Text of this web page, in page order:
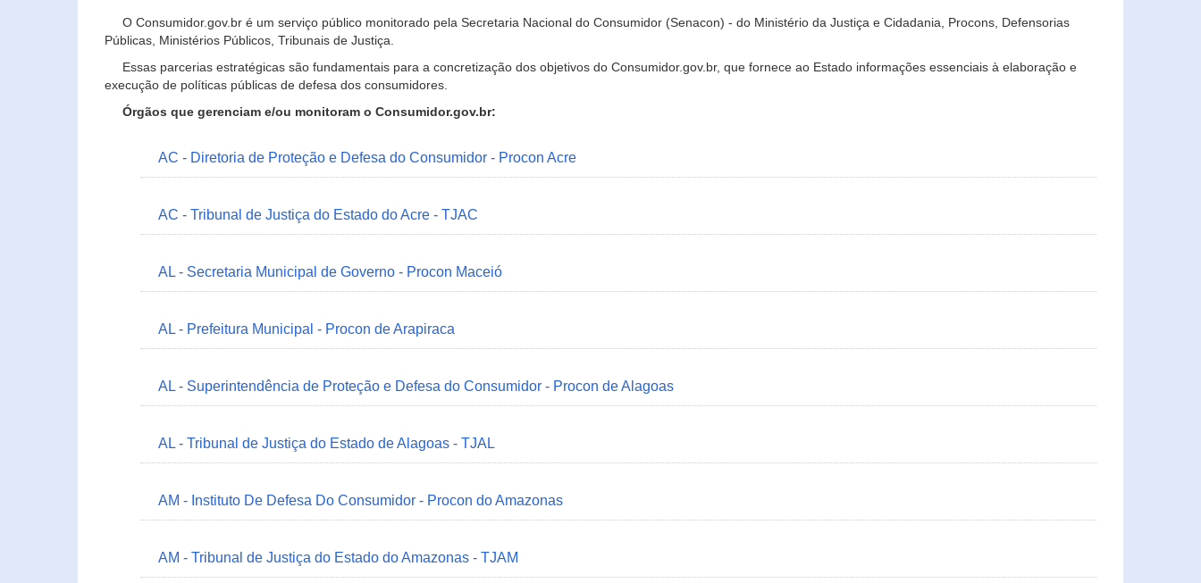
O Consumidor.gov.br é um serviço público monitorado pela Secretaria Nacional do Consumidor (Senacon) - do Ministério da Justiça e Cidadania, Procons, Defensorias
Públicas, Ministérios Públicos, Tribunais de Justiça.
Essas parcerias estratégicas são fundamentais para a concretização dos objetivos do Consumidor.gov.br, que fornece ao Estado informações essenciais à elaboração e
execução de políticas públicas de defesa dos consumidores.
Órgãos que gerenciam e/ou monitoram o Consumidor.gov.br:
AC - Diretoria de Proteção e Defesa do Consumidor - Procon Acre
AC - Tribunal de Justiça do Estado do Acre - TJAC
AL - Secretaria Municipal de Governo - Procon Maceió
AL - Prefeitura Municipal - Procon de Arapiraca
AL - Superintendência de Proteção e Defesa do Consumidor - Procon de Alagoas
AL - Tribunal de Justiça do Estado de Alagoas - TJAL
AM - Instituto De Defesa Do Consumidor - Procon do Amazonas
AM - Tribunal de Justiça do Estado do Amazonas - TJAM